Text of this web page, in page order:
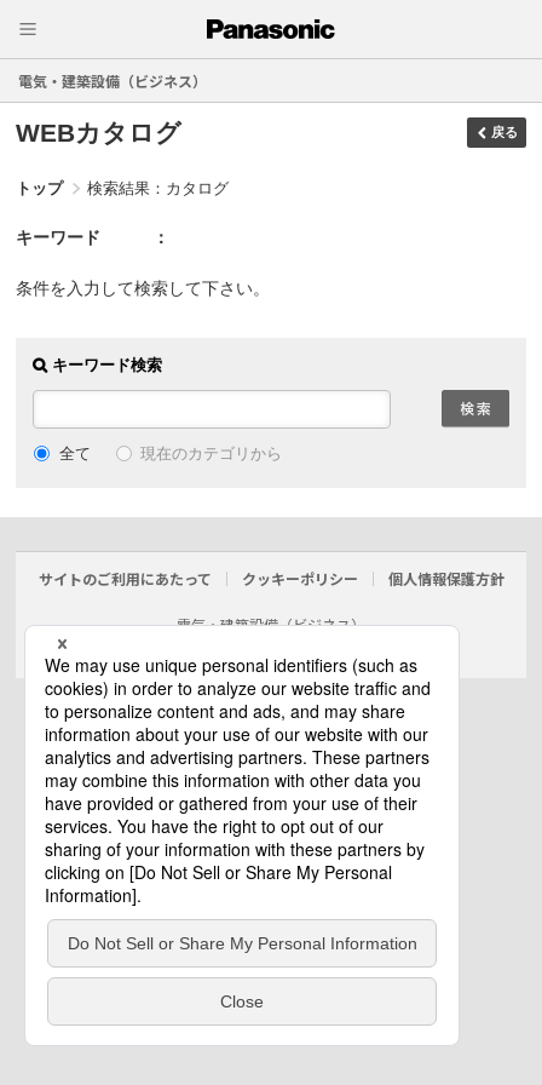
電気・建築設備（ビジネス）
WEBカタログ 戻る
トップ 検索結果：カタログ
キーワード
条件を入力して検索して下さい。
キーワード検索
全て 現在のカテゴリから
サイトのご利用にあたって クッキーポリシー 個人情報保護方針
電気・建築設備（ビジネス）